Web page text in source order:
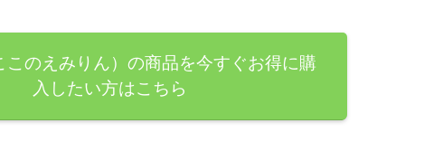
このえみりん）の商品を今すぐお得に購
入したい方はこちら